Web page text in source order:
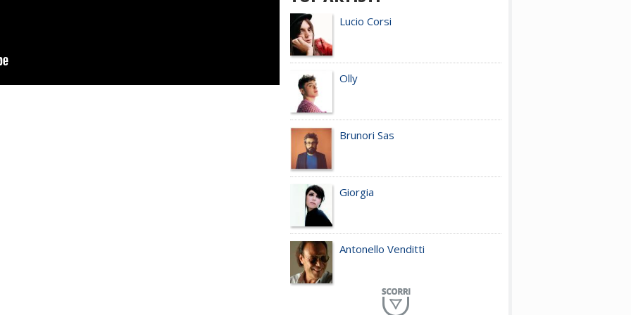
Lucio Corsi
Olly
Brunori Sas
Giorgia
Antonello Venditti
Planet Funk